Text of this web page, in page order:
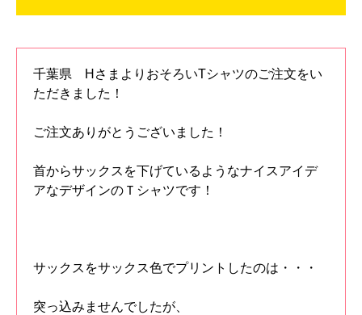
千葉県 HさまよりおそろいTシャツのご注文をい
ただきました！
ご注文ありがとうございました！
首からサックスを下げているようなナイスアイデ
アなデザインのＴシャツです！
サックスをサックス色でプリントしたのは・・・
突っ込みませんでしたが、